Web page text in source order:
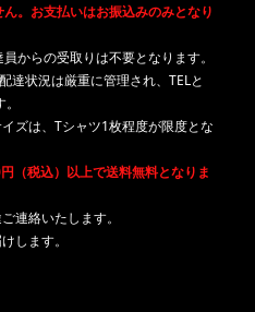
。お支払いはお振込みのみとなり
からの受取りは不要となります。
達状況は厳重に管理され、TELと
ズは、Tシャツ1枚程度が限度とな
（税込）以上で送料無料となりま
連絡いたします。
します。